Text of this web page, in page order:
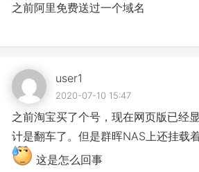
之前阿里免费送过一个域名
user1
2020-07-10 15:47
之前淘宝买了个号，现在网页版已经
计是翻车了。但是群晖NAS上还挂载
这是怎么回事